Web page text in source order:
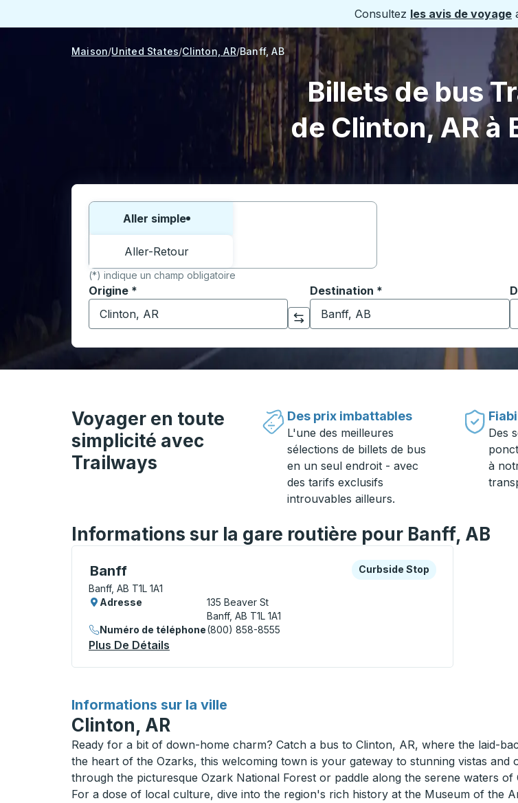
Consultez les avis de voyage
Maison United States Clinton, AR Banff, AB
Billets de bus
de Clinton, AR à
Choisissez un sens ou un aller-retour:
Aller simple
Aller-Retour
(*) indique un champ obligatoire
Origine *
Commencez à saisir la ville d'origine pour ouvrir les options de localisation,
Cliquez pour changer vos sélections d'origine et de destination
Destination *
Commencez à saisir la ville de
Voyager en toute
simplicité avec
Trailways
Des prix imbattables
L'une des meilleures
sélections de billets de bus
en un seul endroit - avec
des tarifs exclusifs
introuvables ailleurs.
Des
à
Informations sur la gare routière pour Banff, AB
Banff
Curbside Stop, utilisez les touches fléchées ou la touche Tab pour en savoir plus
Banff, AB T1L 1A1
Curbside Stop
Curbside Stop
Adresse
135 Beaver St
Banff, AB T1L 1A1
Numéro de téléphone(800) 858-8555
Plus De Détails
Informations sur la ville
pour
Clinton, AR
Ready for a bit of down-home charm? Catch a bus to Clinton, AR, where the laid-
the heart of the Ozarks, this welcoming town is your gateway to stunning vistas
through the picturesque Ozark National Forest or paddle along the serene waters of
For a dose of local culture, dive into the region's rich history at the Museum of the